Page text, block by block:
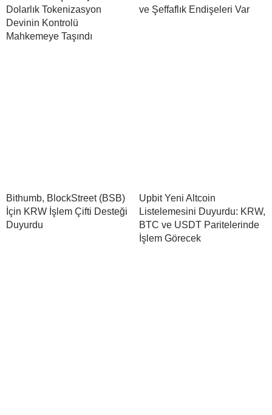
Dolarlık Tokenizasyon
Devinin Kontrolü
Mahkemeye Taşındı
ve Şeffaflık Endişeleri Var
Bithumb, BlockStreet (BSB)
İçin KRW İşlem Çifti Desteği
Duyurdu
Upbit Yeni Altcoin
Listelemesini Duyurdu: KRW,
BTC ve USDT Paritelerinde
İşlem Görecek